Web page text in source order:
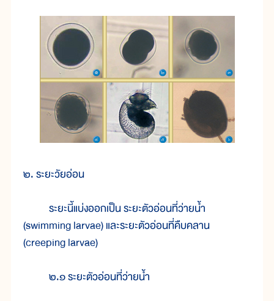
๒. ระยะวัยอ่อน
ระยะนี้แบ่งออกเป็น ระยะตัวอ่อนที่ว่ายน้ำ
(swimming larvae) และระยะตัวอ่อนที่คืบคลาน
(creeping larvae)
๒.๑ ระยะตัวอ่อนที่ว่ายน้ำ